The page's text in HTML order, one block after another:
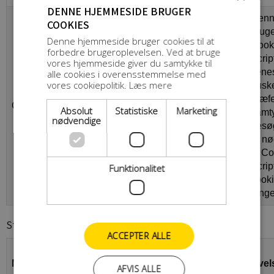
CookieScriptConsent
CookieScript
hhelite.dk
4 uger 2
dage
er
at
Statistiske
Navn
Udbyder
Udløbsdato
DENNE HJEMMESIDE BRUGER
COOKIES
Denne hjemmeside bruger cookies til at
forbedre brugeroplevelsen. Ved at bruge
vores hjemmeside giver du samtykke til
alle cookies i overensstemmelse med
vores cookiepolitik. Læs mere
Absolut
nødvendige
Statistiske Marketing
Funktionalitet
ACCEPTER ALLE
AFVIS ALLE